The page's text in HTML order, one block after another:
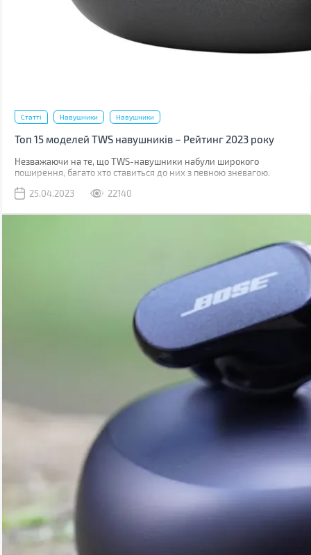
Статті Навушники Навушники
Топ 15 моделей TWS навушників – Рейтинг 2023 року
Незважаючи на те, що TWS-навушники набули широкого
поширення, багато хто ставиться до них з певною зневагою.
25.04.2023
22140